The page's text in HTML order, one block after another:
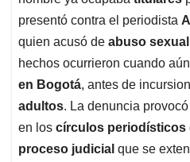
presentó contra el periodista
quien acusó de abuso sexual
hechos ocurrieron cuando
en Bogotá, antes de
adultos. La denuncia
en los círculos periodísticos
proceso judicial que se